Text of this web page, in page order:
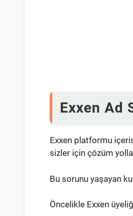
Exxen Ad
Exxen platformu
sizler için çözüm
Bu sorunu yaşayan
Öncelikle Exxen